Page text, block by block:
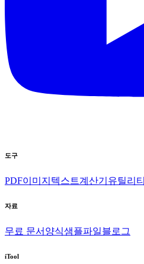
도구
PDF이미지 텍스트계산기 유틸리티
자료
무료 문서양식샘플파일블로그
iTool